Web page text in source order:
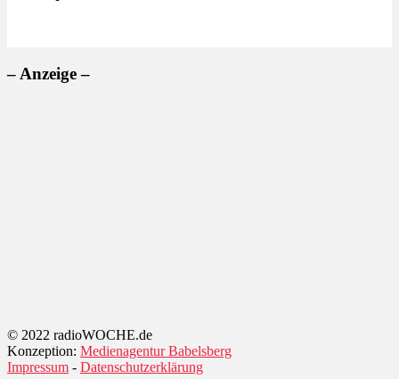
– Anzeige –
© 2022 radioWOCHE.de
Konzeption: Medienagentur Babelsberg
Impressum - Datenschutzerklärung